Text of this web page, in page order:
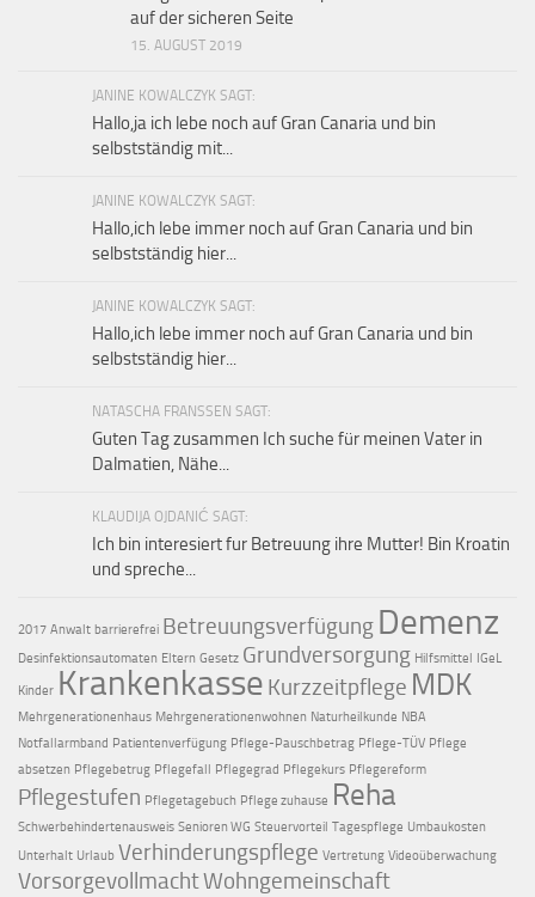
auf der sicheren Seite
15. AUGUST 2019
JANINE KOWALCZYK SAGT:
Hallo,ja ich lebe noch auf Gran Canaria und bin
selbstständig mit...
JANINE KOWALCZYK SAGT:
Hallo,ich lebe immer noch auf Gran Canaria und bin
selbstständig hier...
JANINE KOWALCZYK SAGT:
Hallo,ich lebe immer noch auf Gran Canaria und bin
selbstständig hier...
NATASCHA FRANSSEN SAGT:
Guten Tag zusammen Ich suche für meinen Vater in
Dalmatien, Nähe...
KLAUDIJA OJDANIĆ SAGT:
Ich bin interesiert fur Betreuung ihre Mutter! Bin Kroatin
und spreche...
2017 Anwalt barrierefrei Betreuungsverfügung Demenz
Desinfektionsautomaten Eltern Gesetz Grundversorgung Hilfsmittel IGeL
Kinder Krankenkasse Kurzzeitpflege MDK
Mehrgenerationenhaus Mehrgenerationenwohnen Naturheilkunde NBA
Notfallarmband Patientenverfügung Pflege-Pauschbetrag Pflege-TÜV Pflege
absetzen Pflegebetrug Pflegefall Pflegegrad Pflegekurs Pflegereform
Pflegestufen Pflegetagebuch Pflege zuhause Reha
Schwerbehindertenausweis Senioren WG Steuervorteil Tagespflege Umbaukosten
Unterhalt Urlaub Verhinderungspflege Vertretung Videoüberwachung
VorsorgevollmachtWohngemeinschaft